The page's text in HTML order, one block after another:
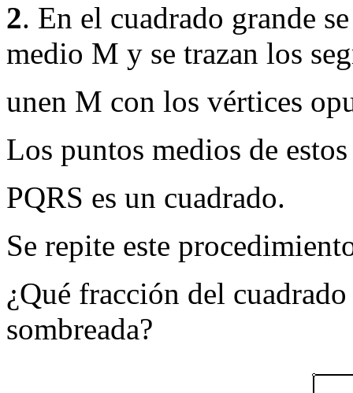
2. En el cuadrado grande
medio M y se trazan los
unen M con los vértices
Los puntos medios de
PQRS es un cuadrado.
Se repite este
¿Qué fracción del
sombreada?